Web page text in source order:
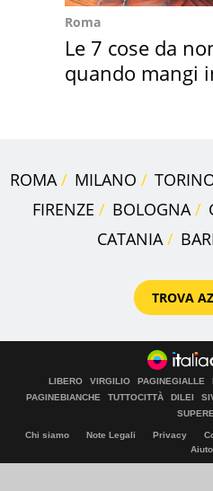
Roma
Le 7 cose da
quando mangi
ROMA MILANO
FIRENZE
BOLOGNA
CATANIA
TROVA
LIBERO VIRGILIO PAGINEGIALLE
PAGINEBIANCHE
TUTTOCITTÀ DILEI
Chi siamo Note Legali Privacy
Aiuto